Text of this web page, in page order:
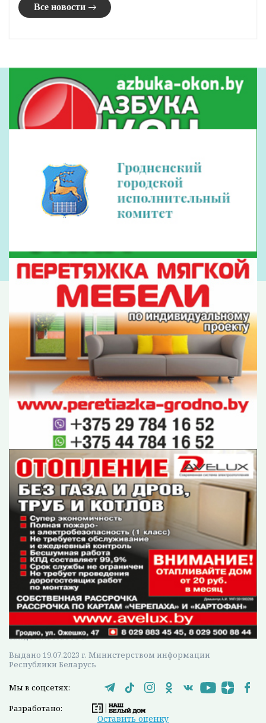
энергии «Росатом»:
– Станция является флагманским проектом,
номер один с точки зрения уделения внимания
такой технологический конвейер реализуем. У
нас сегодня, если так можно выразиться,
старший брат белорусской станции – это
первый блок второй очереди Ленинградской
АЭС – прошел промышленные испытания,
работает на полную мощность, идет
оформление его до конца года уже в
промышленную эксплуатацию. С учетом
полученного опыта мы здесь готовимся к
такой же процедуре на будущий год. Исходим
из того, что это должно произойти до конца
следующего года.
Белорусская АЭС строится по типовому
российскому проекту поколения «3+». Это не